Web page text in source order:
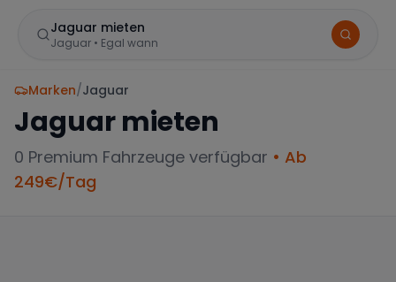
Jaguar mieten
Jaguar • Egal wann
Marken/Jaguar
Jaguarmieten
0 Premium Fahrzeuge verfügbar • Ab
249€/Tag